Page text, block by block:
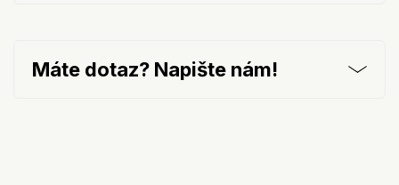
Máte dotaz? Napište nám!